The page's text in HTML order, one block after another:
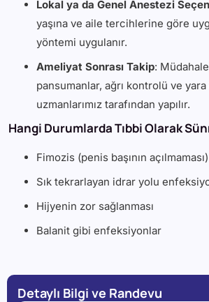
Lokal ya da Genel Anestezi
yaşına ve aile tercihlerine göre
yöntemi uygulanır.
Ameliyat Sonrası Takip:
pansumanlar, ağrı kontrolü ve
uzmanlarımız tarafından yapılır.
Hangi Durumlarda Tıbbi Olarak
Fimozis (penis başının açılmaması)
Sık tekrarlayan idrar yolu
Hijyenin zor sağlanması
Balanit gibi enfeksiyonlar
Detaylı Bilgi ve Randevu